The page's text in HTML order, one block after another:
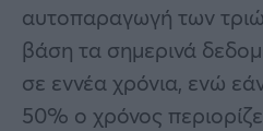
αυτοπαραγωγή των
βάση τα σημερινά
σε εννέα χρόνια, ενώ
50% ο χρόνος